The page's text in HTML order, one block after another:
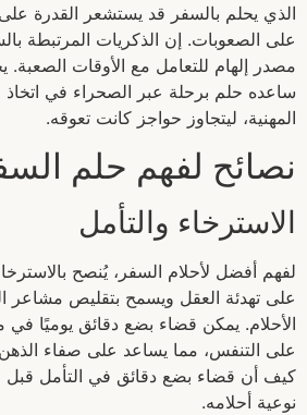
الذي يحلم بالسفر قد يستشعر القدرة على
على الصعوبات. إن الذكريات المرتبطة
مصدر إلهام للتعامل مع الأوقات
ساعده حلم برحلة عبر الصحراء في
المهنية، ليتجاوز حواجز كانت تعوقه.
نصائح لفهم حلم
الاسترخاء والتأمل
لفهم أفضل لأحلام السفر، يُنصح
على تهدئة العقل ويسمح بتقليص مشاعر
الأحلام. يمكن قضاء بضع دقائق يوميًا في
على التنفس، مما يساعد على صفاء
كيف أن قضاء بضع دقائق في التأمل
نوعية أحلامه.